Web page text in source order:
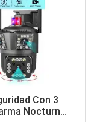
Con 3
Nocturna